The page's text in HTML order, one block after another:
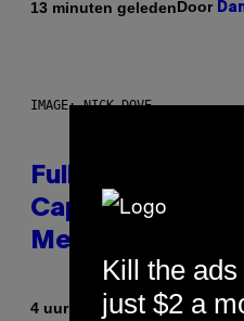
13 minuten geledenDoor
IMAGE: NICK DOVE
Fully-
Capitalism—This
Members Only
4 uur geledenDoorEmma
Kill the
just $2 a